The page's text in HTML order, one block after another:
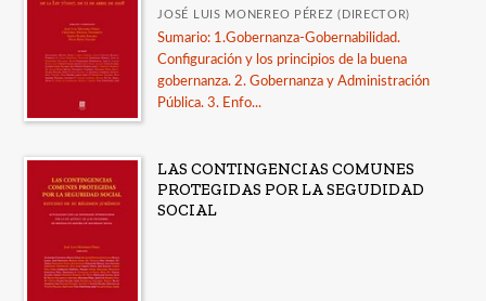
JOSÉ LUIS MONEREO PÉREZ (DIRECTOR)
Sumario: 1.Gobernanza-Gobernabilidad.
Configuración y los principios de la buena
gobernanza. 2. Gobernanza y Administración
Pública. 3. Enfo...
LAS CONTINGENCIAS COMUNES
PROTEGIDAS POR LA SEGUDIDAD
SOCIAL